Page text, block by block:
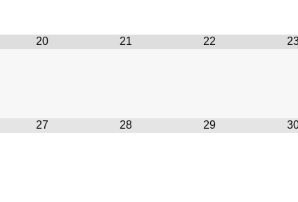
20 21 22
27 28 29